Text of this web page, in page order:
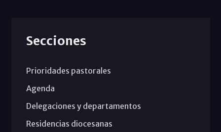
Secciones
Prioridades pastorales
Agenda
Delegaciones y departamentos
Residencias diocesanas